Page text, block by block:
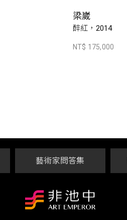
梁崴
醉紅，2014
NT$ 175,000
藝術家問答集